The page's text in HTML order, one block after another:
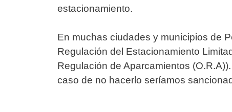
estacionamiento.
En muchas ciudades y municipios de
Regulación del Estacionamiento
Regulación de Aparcamientos
caso de no hacerlo seríamos